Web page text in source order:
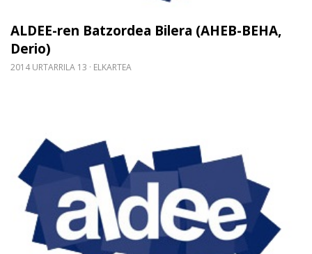
ALDEE-ren Batzordea Bilera (AHEB-BEHA,
Derio)
2014 URTARRILA 13 ELKARTEA